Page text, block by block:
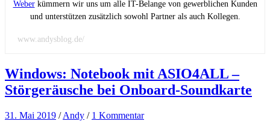
Weberkümmern wir uns um alle IT-Belange von gewerblichen Kunden
und unterstützen zusätzlich sowohl Partner als auch Kollegen.
www.andysblog.de/
Windows: Notebook mit ASIO4ALL –
Störgeräusche bei Onboard-Soundkarte
31. Mai 2019 /Andy / 1 Kommentar